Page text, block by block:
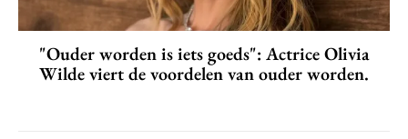
"Ouder worden is iets goeds": Actrice Olivia
Wilde viert de voordelen van ouder worden.